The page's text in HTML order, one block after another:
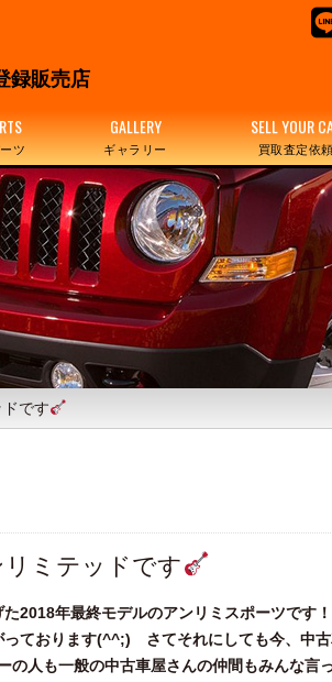
録販売店
ツ
GALLERY
ギャラリー
SELL YOUR
買取査定依頼
です
ミテッドです
2018年最終モデルのアンリミスポーツです
っております(^^;) さてそれにしても今、中
の人も一般の中古車屋さんの仲間もみんな言